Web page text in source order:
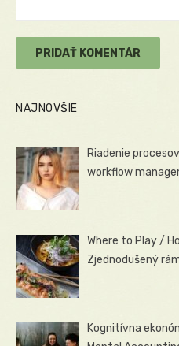
NAJNOVŠIE
Riadenie
workflow
Where to Play /
Zjednodušený
Kognitívna